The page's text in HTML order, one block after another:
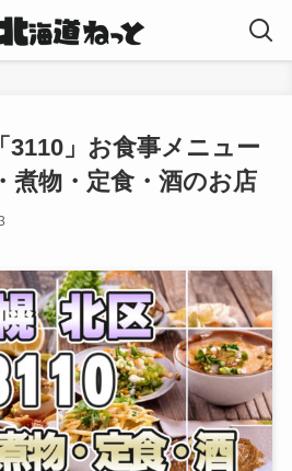
3110」お食事メニュー
煮物・定食・酒のお店